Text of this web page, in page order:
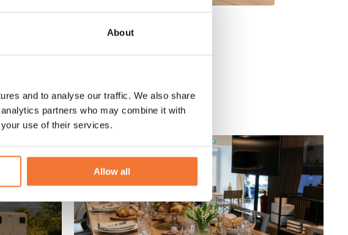
About
and to analyse our traffic. We also share
partners who may combine it with
use of their services.
Allow all